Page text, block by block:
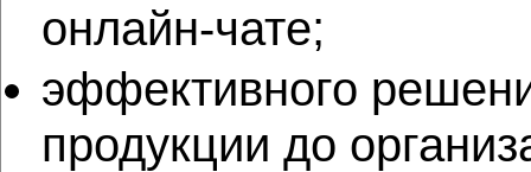
онлайн-чате;
эффективного
продукции до